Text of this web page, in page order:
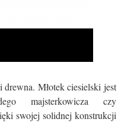
Młotek ciesielski jest
majsterkowicza czy
swojej solidnej konstrukcji